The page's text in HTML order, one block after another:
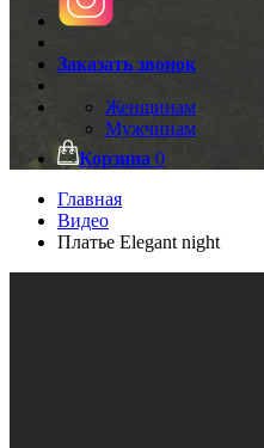
Заказать звонок
Женщинам
Мужчинам
Корзина 0
Главная
Видео
Платье Elegant night